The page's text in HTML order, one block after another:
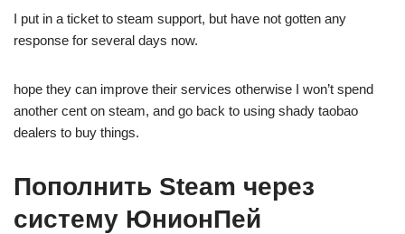
I put in a ticket to steam support, but have not gotten any
response for several days now.
hope they can improve their services otherwise I won’t spend
another cent on steam, and go back to using shady taobao
dealers to buy things.
Пополнить Steam через
систему ЮнионПей